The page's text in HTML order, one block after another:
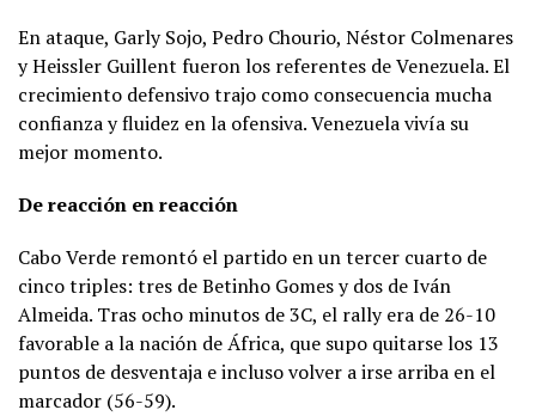
En ataque, Garly Sojo, Pedro Chourio, Néstor Colmenares
y Heissler Guillent fueron los referentes de Venezuela. El
crecimiento defensivo trajo como consecuencia mucha
confianza y fluidez en la ofensiva. Venezuela vivía su
mejor momento.
De reacción en reacción
Cabo Verde remontó el partido en un tercer cuarto de
cinco triples: tres de Betinho Gomes y dos de Iván
Almeida. Tras ocho minutos de 3C, el rally era de 26-10
favorable a la nación de África, que supo quitarse los 13
puntos de desventaja e incluso volver a irse arriba en el
marcador (56-59).